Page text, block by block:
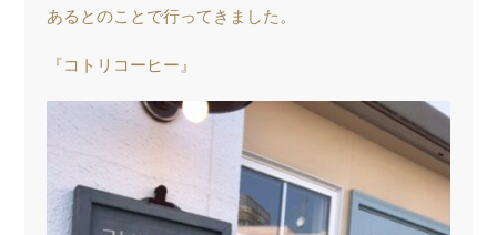
あるとのことで行ってきました。
『コトリコーヒー』